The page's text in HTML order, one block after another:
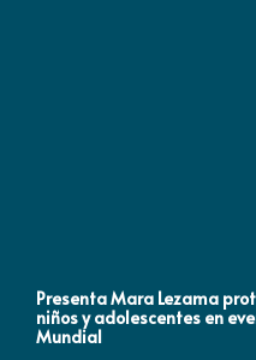
Presenta Mara Lezama
niños y adolescentes en
Mundial